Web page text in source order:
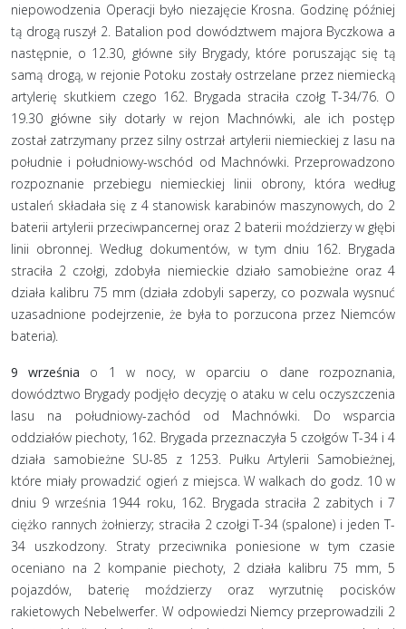
niepowodzenia Operacji było niezajęcie Krosna. Godzinę później
tą drogą ruszył 2. Batalion pod dowództwem majora Byczkowa a
następnie, o 12.30, główne siły Brygady, które poruszając się tą
samą drogą, w rejonie Potoku zostały ostrzelane przez niemiecką
artylerię skutkiem czego 162. Brygada straciła czołg T-34/76. O
19.30 główne siły dotarły w rejon Machnówki, ale ich postęp
został zatrzymany przez silny ostrzał artylerii niemieckiej z lasu na
południe i południowy-wschód od Machnówki. Przeprowadzono
rozpoznanie przebiegu niemieckiej linii obrony, która według
ustaleń składała się z 4 stanowisk karabinów maszynowych, do 2
baterii artylerii przeciwpancernej oraz 2 baterii moździerzy w głębi
linii obronnej. Według dokumentów, w tym dniu 162. Brygada
straciła 2 czołgi, zdobyła niemieckie działo samobieżne oraz 4
działa kalibru 75 mm (działa zdobyli saperzy, co pozwala wysnuć
uzasadnione podejrzenie, że była to porzucona przez Niemców
bateria).
9 września o 1 w nocy, w oparciu o dane rozpoznania,
dowództwo Brygady podjęło decyzję o ataku w celu oczyszczenia
lasu na południowy-zachód od Machnówki. Do wsparcia
oddziałów piechoty, 162. Brygada przeznaczyła 5 czołgów T-34 i 4
działa samobieżne SU-85 z 1253. Pułku Artylerii Samobieżnej,
które miały prowadzić ogień z miejsca. W walkach do godz. 10 w
dniu 9 września 1944 roku, 162. Brygada straciła 2 zabitych i 7
ciężko rannych żołnierzy; straciła 2 czołgi T-34 (spalone) i jeden T-
34 uszkodzony. Straty przeciwnika poniesione w tym czasie
oceniano na 2 kompanie piechoty, 2 działa kalibru 75 mm, 5
pojazdów, baterię moździerzy oraz wyrzutnię pocisków
rakietowych Nebelwerfer. W odpowiedzi Niemcy przeprowadzili 2